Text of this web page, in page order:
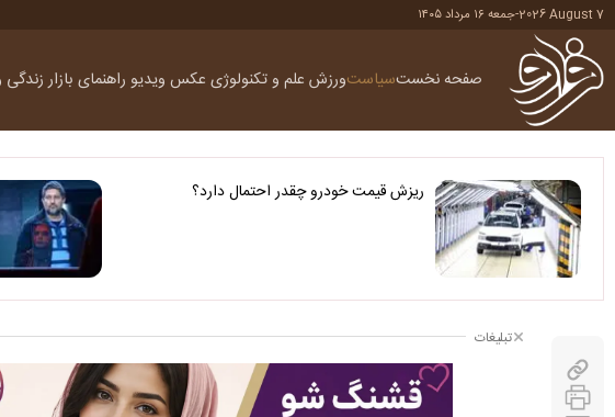
2026 August 7
-جمعه ۱۶ مرداد ۱۴۰۵
صفحه نخستسیاستورزش علم و تکنولوژی عکس ویدیو راهنمای بازارزندگی
ریزش قیمت خودرو چقدر احتمال دارد؟
تبلیغات